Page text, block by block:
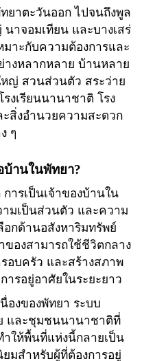
าตะวันออก ไปจนถึงพูล
าจอมเทียน และบางเสร่
าะกับความต้องการและ
างหลากหลาย บ้านหลาย
ญ่ สวนส่วนตัว สระว่าย
งเรียนนานาชาติ โรง
สิ่งอำนวยความสะดวก
ๆ
บ้านในพัทยา?
ารเป็นเจ้าของบ้านใน
มเป็นส่วนตัว และความ
กด้านอสังหาริมทรัพย์
ของสามารถใช้ชีวิตกลาง
อบครัว และสร้างสภาพ
ารอยู่อาศัยในระยะยาว
องของพัทยา ระบบ
และชุมชนนานาชาติที่
ำให้พื้นที่แห่งนี้กลายเป็น
มสำหรับผู้ที่ต้องการอยู่